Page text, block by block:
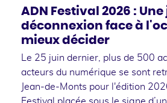
ADN Festival 2026 :
déconnexion face à
mieux décider
Le 25 juin dernier, plus de 500
acteurs du numérique se sont
Jean-de-Monts pour l'édition